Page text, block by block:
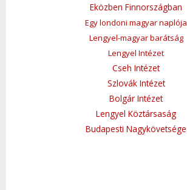
Eközben Finnországban
Egy londoni magyar naplója
Lengyel-magyar barátság
Lengyel Intézet
Cseh Intézet
Szlovák Intézet
Bolgár Intézet
Lengyel Köztársaság
Budapesti Nagykövetsége